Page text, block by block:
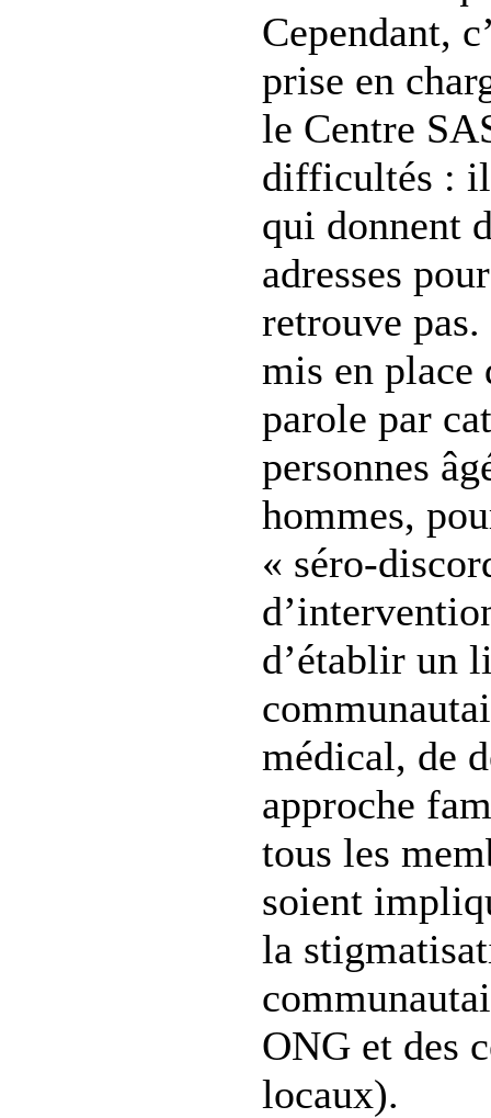
Cependant,
prise en
le Centre
difficultés : il
qui donnent
adresses
retrouve
mis en place
parole par
personnes
hommes,
« séro-
d’établir un
médical, de
approche
tous les
soient
la
ONG et des
locaux).